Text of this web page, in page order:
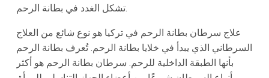
تشكل الغدد في بطانة الرحم.
علاج سرطان بطانة الرحم في تركيا هو نوع شائع من العلاج
السرطاني الذي يبدأ في خلايا بطانة الرحم. تُعرف بطانة الرحم
بأنها الطبقة الداخلية للرحم. سرطان بطانة الرحم هو أكثر